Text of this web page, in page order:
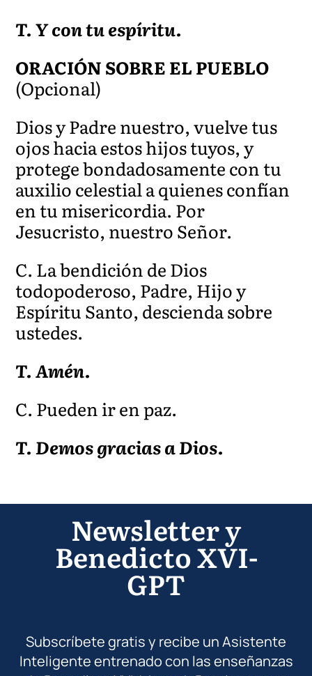
T. Y con tu espíritu.
ORACIÓN SOBRE EL PUEBLO
(Opcional)
Dios y Padre nuestro, vuelve tus
ojos hacia estos hijos tuyos, y
protege bondadosamente con tu
auxilio celestial a quienes confían
en tu misericordia. Por
Jesucristo, nuestro Señor.
C. La bendición de Dios
todopoderoso, Padre, Hijo y
Espíritu Santo, descienda sobre
ustedes.
T. Amén.
C. Pueden ir en paz.
T. Demos gracias a Dios.
Newsletter y
Benedicto XVI-
GPT
Subscríbete gratis y recibe un Asistente
Inteligente entrenado con las enseñanzas